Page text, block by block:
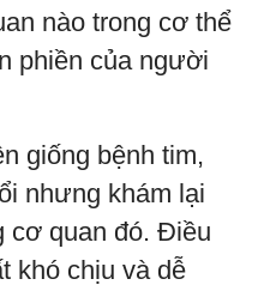
nào trong cơ thể
phiền của người
giống bệnh tim,
nhưng khám lại
cơ quan đó. Điều
khó chịu và dễ